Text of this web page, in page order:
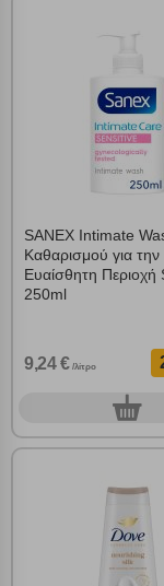
SANEX Intimate
Καθαρισμού για την
Ευαίσθητη Περιοχή
250ml
9,24 € /λίτρο
0τεμ.
επάνω δεξιά, αφού
γνωρίζετε ότι
μπορεί να
χρήσης των
Λειτουργικά cookies
Cookies απόδοσης